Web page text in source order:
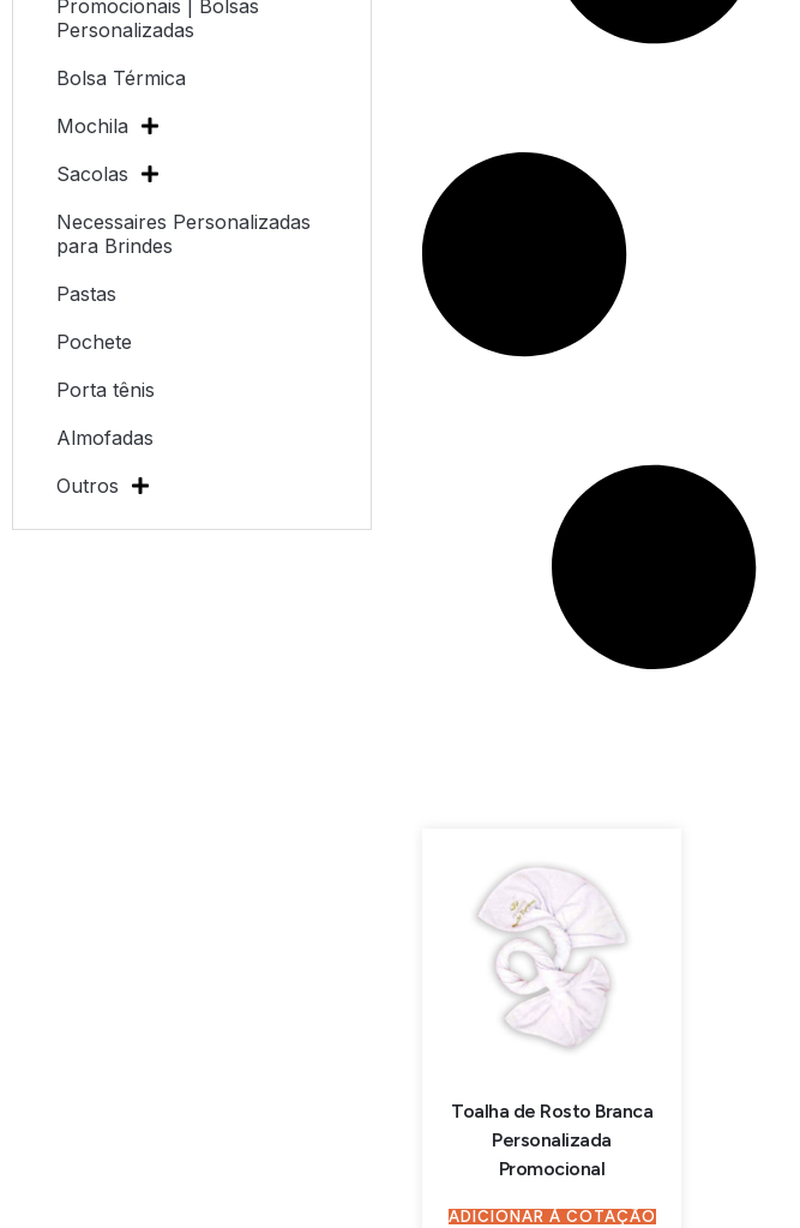
Promocionais | Bolsas
Personalizadas
Bolsa Térmica
Mochila
Sacolas
Necessaires Personalizadas
para Brindes
Pastas
Pochete
Porta tênis
Almofadas
Outros
Toalha de Rosto Branca
Personalizada
Promocional
ADICIONAR À COTAÇÃO